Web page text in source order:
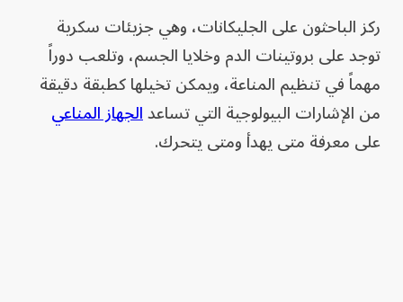
ركز الباحثون على الجليكانات، وهي جزيئات سكرية
توجد على بروتينات الدم وخلايا الجسم، وتلعب دوراً
مهماً في تنظيم المناعة، ويمكن تخيلها كطبقة دقيقة
من الإشارات البيولوجية التي تساعدالجهاز المناعي
على معرفة متى يهدأ ومتى يتحرك.